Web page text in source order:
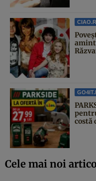
costă
Cele mai noi